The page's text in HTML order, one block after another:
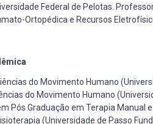
Federal de Pelotas.
Ortopédica e Recursos
do Movimento Humano
do Movimento Humano
Pós Graduação em Terapia Manual
(Universidade de Passo